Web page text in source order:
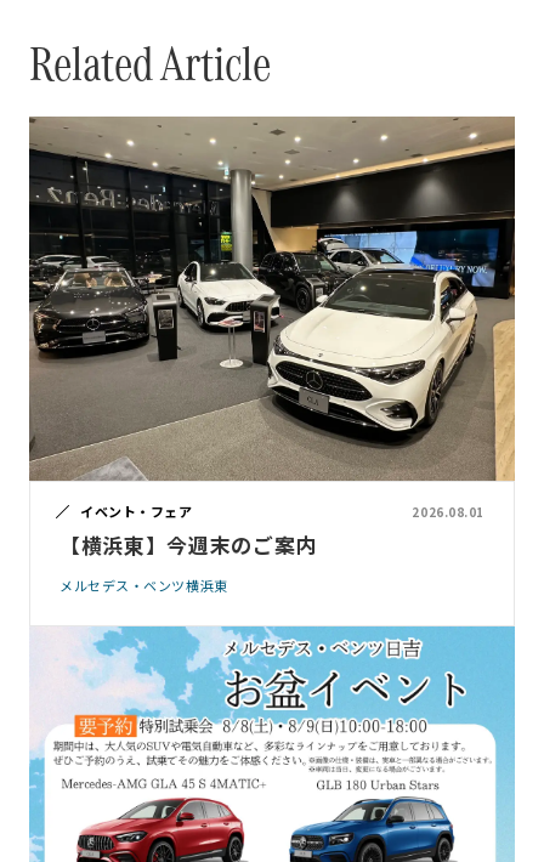
Related Article
イベント・フェア 2026.08.01
【横浜東】今週末のご案内
メルセデス・ベンツ横浜東